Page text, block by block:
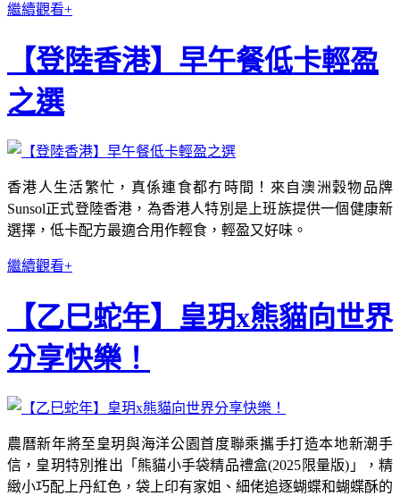
繼續觀看+
【登陸香港】早午餐低卡輕盈
之選
香港人生活繁忙，真係連食都冇時間！來自澳洲穀物品牌
Sunsol正式登陸香港，為香港人特別是上班族提供一個健康新
選擇，低卡配方最適合用作輕食，輕盈又好味。
繼續觀看+
【乙巳蛇年】皇玥x熊貓向世界
分享快樂！
農曆新年將至皇玥與海洋公園⾸度聯乘攜⼿打造本地新潮⼿
信，皇玥特別推出「熊貓⼩⼿袋精品禮盒(2025限量版)」，精
緻⼩巧配上丹紅⾊，袋上印有家姐、細佬追逐蝴蝶和蝴蝶酥的